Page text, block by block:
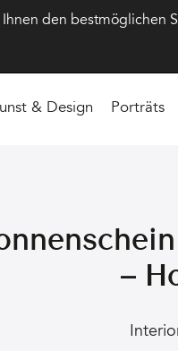
den bestmöglichen
& Design Porträts
–